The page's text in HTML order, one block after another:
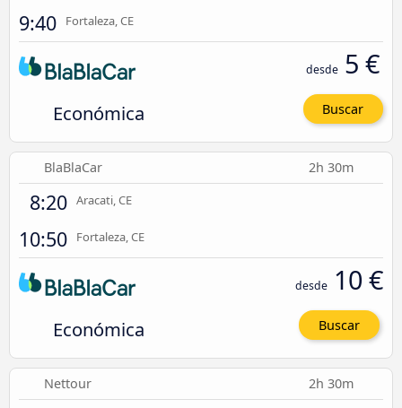
9:40 Fortaleza, CE
Económica
desde 5 €
Buscar
BlaBlaCar 2h 30m
8:20 Aracati, CE
10:50 Fortaleza, CE
Económica
desde 10 €
Buscar
Nettour 2h 30m